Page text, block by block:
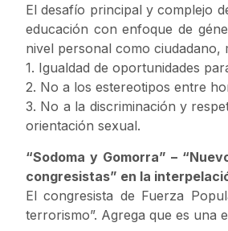
El desafío principal y complejo
educación con enfoque de
nivel personal como ciudadano,
1. Igualdad de oportunidades
2. No a los estereotipos entre
3. No a la discriminación y
orientación sexual.
“Sodoma y Gomorra” –
congresistas” en la
El congresista de Fuerza
terrorismo”. Agrega que es una